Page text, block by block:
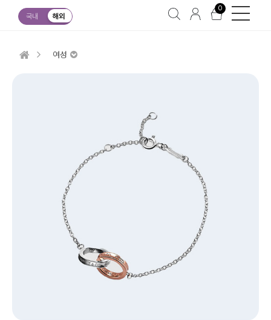
국내 해외
0
여성